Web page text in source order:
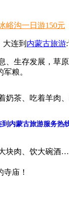
峪沟一日游150元
大连到 内蒙古旅游
生存发展，草
粮。
茶、吃着羊肉
到内蒙古旅游服务热
块肉、饮大碗酒
庙！